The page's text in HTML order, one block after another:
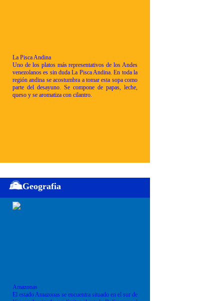
La Pisca Andina
Uno de los platos más representativos de los Andes
venezolanos es sin duda La Pisca Andina. En toda la
región andina se acostumbra a tomar esta sopa como
parte del desayuno. Se compone de papas, leche,
queso y se aromatiza con cilantro.
Geografia
Amazonas
El estado Amazonas se encuentra situado en el sur de